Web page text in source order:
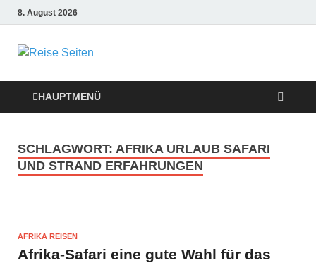
8. August 2026
Die besten
Reise-Webseiten
für Ihre perfekte
Reiseplanung
HAUPTMENÜ
SCHLAGWORT: AFRIKA URLAUB SAFARI
UND STRAND ERFAHRUNGEN
AFRIKA REISEN
Afrika-Safari eine gute Wahl für das